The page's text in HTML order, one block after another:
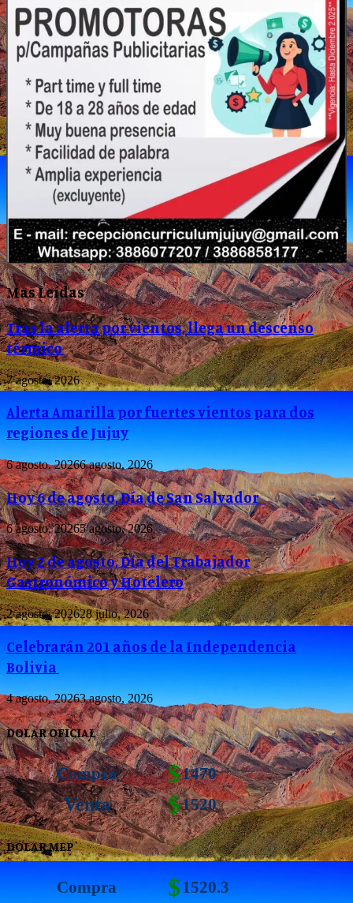
Mas Leídas
Tras la alerta por vientos, llega un descenso
térmico
7 agosto, 2026
Alerta Amarilla por fuertes vientos para dos
regiones de Jujuy
6 agosto, 20266 agosto, 2026
Hoy 6 de agosto, Día de San Salvador
6 agosto, 20265 agosto, 2026
Hoy 2 de agosto, Día del Trabajador
Gastronómico y Hotelero
2 agosto, 202628 julio, 2026
Celebrarán 201 años de la Independencia
Bolivia
4 agosto, 20263 agosto, 2026
DOLAR OFICIAL
Compra $1470
Venta $1520
DOLAR MEP
Compra $1520.3